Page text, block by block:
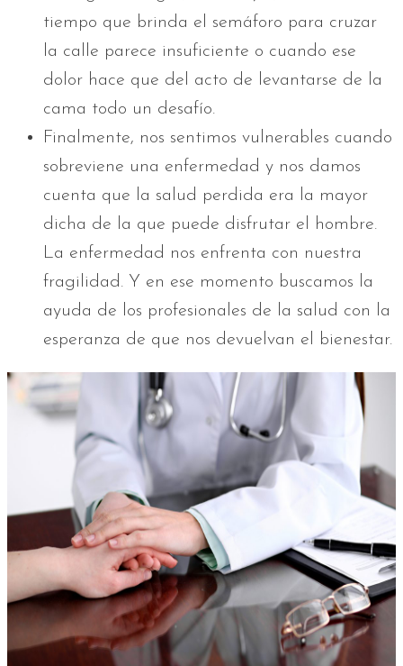
tiempo que brinda el semáforo para cruzar
la calle parece insuficiente o cuando ese
dolor hace que del acto de levantarse de la
cama todo un desafío.
Finalmente, nos sentimos vulnerables cuando
sobreviene una enfermedad y nos damos
cuenta que la salud perdida era la mayor
dicha de la que puede disfrutar el hombre.
La enfermedad nos enfrenta con nuestra
fragilidad. Y en ese momento buscamos la
ayuda de los profesionales de la salud con la
esperanza de que nos devuelvan el bienestar.